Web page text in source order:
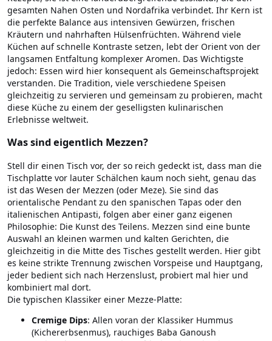
gesamten Nahen Osten und Nordafrika verbindet. Ihr Kern ist
die perfekte Balance aus intensiven Gewürzen, frischen
Kräutern und nahrhaften Hülsenfrüchten. Während viele
Küchen auf schnelle Kontraste setzen, lebt der Orient von der
langsamen Entfaltung komplexer Aromen. Das Wichtigste
jedoch: Essen wird hier konsequent als Gemeinschaftsprojekt
verstanden. Die Tradition, viele verschiedene Speisen
gleichzeitig zu servieren und gemeinsam zu probieren, macht
diese Küche zu einem der geselligsten kulinarischen
Erlebnisse weltweit.
Was sind eigentlich Mezzen?
Stell dir einen Tisch vor, der so reich gedeckt ist, dass man die
Tischplatte vor lauter Schälchen kaum noch sieht, genau das
ist das Wesen der Mezzen (oder Meze). Sie sind das
orientalische Pendant zu den spanischen Tapas oder den
italienischen Antipasti, folgen aber einer ganz eigenen
Philosophie: Die Kunst des Teilens. Mezzen sind eine bunte
Auswahl an kleinen warmen und kalten Gerichten, die
gleichzeitig in die Mitte des Tisches gestellt werden. Hier gibt
es keine strikte Trennung zwischen Vorspeise und Hauptgang,
jeder bedient sich nach Herzenslust, probiert mal hier und
kombiniert mal dort.
Die typischen Klassiker einer Mezze-Platte:
Cremige Dips: Allen voran der Klassiker Hummus
(Kichererbsenmus), rauchiges Baba Ganoush